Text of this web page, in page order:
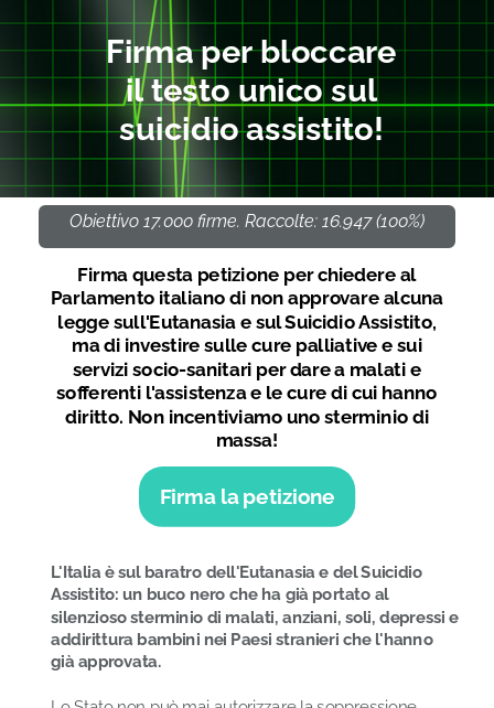
Firma per bloccare
il testo unico sul
suicidio assistito!
Obiettivo 17.000 firme. Raccolte: 16.947 (100%)
L'Italia è sul baratro dell'Eutanasia e del Suicidio
Assistito: un buco nero che ha già portato al
silenzioso sterminio di malati, anziani, soli, depressi e
addirittura bambini nei Paesi stranieri che l'hanno
già approvata.
Firma questa petizione per chiedere al
Parlamento italiano di non approvare alcuna
legge sull'Eutanasia e sul Suicidio Assistito,
ma di investire sulle cure palliative e sui
servizi socio-sanitari per dare a malati e
sofferenti l'assistenza e le cure di cui hanno
diritto. Non incentiviamo uno sterminio di
massa!
Firma la petizione